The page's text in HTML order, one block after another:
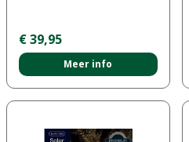
€ 39,95
Meer info